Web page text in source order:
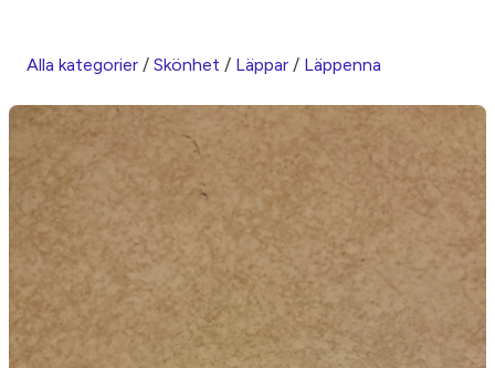
Alla kategorier / Skönhet / Läppar / Läppenna